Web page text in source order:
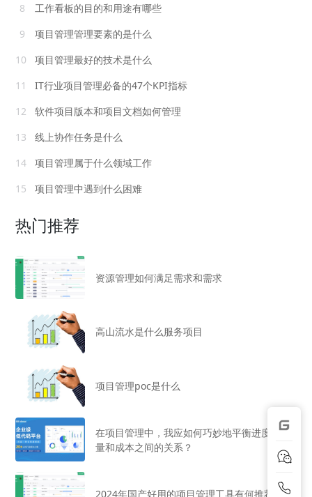
8
工作看板的目的和用途有哪些
9
项目管理管理要素的是什么
10
项目管理最好的技术是什么
11
IT行业项目管理必备的47个KPI指标
12
软件项目版本和项目文档如何管理
13
线上协作任务是什么
14
项目管理属于什么领域工作
15
项目管理中遇到什么困难
热门推荐
资源管理如何满足需求和需求
高山流水是什么服务项目
项目管理poc是什么
在项目管理中，我应如何巧妙地平衡进度、质
量和成本之间的关系？
2024年国产好用的项目管理工具有何推荐？